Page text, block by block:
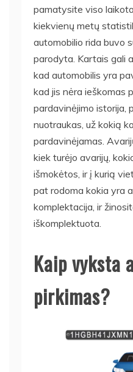
pamatysite viso
kiekvienų metų
automobilio rida buvo
parodyta. Kartais gali
kad automobilis yra
kad jis nėra ieškomas
pardavinėjimo istorija,
nuotraukas, už kokią
pardavinėjamas.
kiek turėjo avarijų,
išmokėtos, ir į kurią
pat rodoma kokia yra
komplektacija, ir
iškomplektuota.
Kaip vyksta
pirkimas?